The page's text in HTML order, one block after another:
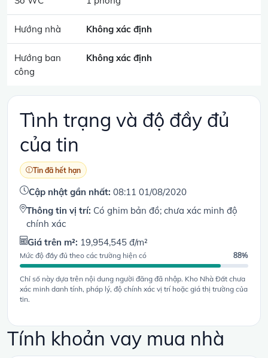
Hướng nhà Không xác định
Hướng ban
công
Không xác định
Tình trạng và độ đầy đủ
của tin
Tin đã hết hạn
Cập nhật gần nhất: 08:11 01/08/2020
Thông tin vị trí: Có ghim bản đồ; chưa xác minh độ
chính xác
Giá trên m²: 19,954,545 đ/m²
Mức độ đầy đủ theo các trường hiện có 88%
Chỉ số này dựa trên nội dung người đăng đã nhập. Kho Nhà Đất chưa
xác minh danh tính, pháp lý, độ chính xác vị trí hoặc giá thị trường của
tin.
Tính khoản vay mua nhà